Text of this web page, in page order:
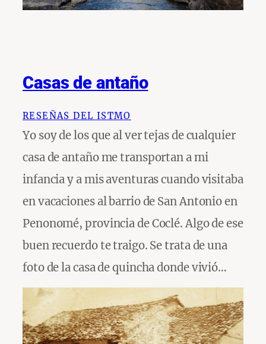
Casas de antaño
RESEÑAS DEL ISTMO
Yo soy de los que al ver tejas de cualquier
casa de antaño me transportan a mi
infancia y a mis aventuras cuando visitaba
en vacaciones al barrio de San Antonio en
Penonomé, provincia de Coclé. Algo de ese
buen recuerdo te traigo. Se trata de una
foto de la casa de quincha donde vivió…